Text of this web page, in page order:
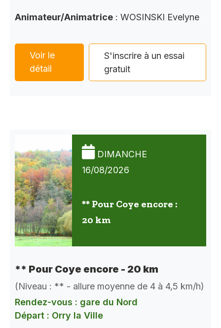
Animateur/Animatrice : WOSINSKI Evelyne
Voir le
détail
S'inscrire à un essai
gratuit
DIMANCHE
16/08/2026
** Pour Coye encore :
20 km
** Pour Coye encore - 20 km
(Niveau : ** - allure moyenne de 4 à 4,5 km/h)
Rendez-vous : gare du Nord
Départ : Orry la Ville